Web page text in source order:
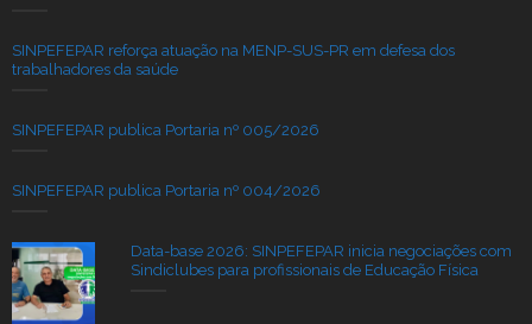
SINPEFEPAR reforça atuação na MENP-SUS-PR em defesa dos
trabalhadores da saúde
SINPEFEPAR publica Portaria nº 005/2026
SINPEFEPAR publica Portaria nº 004/2026
Data-base 2026: SINPEFEPAR inicia negociações com
Sindiclubes para profissionais de Educação Física